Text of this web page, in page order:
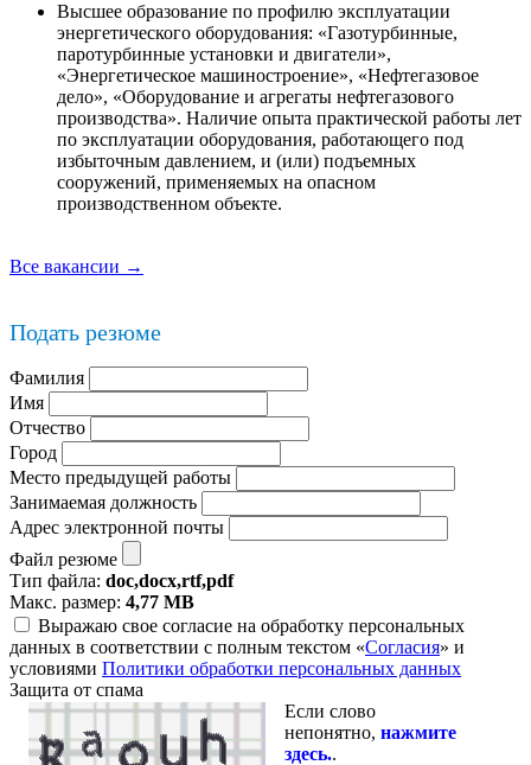
Высшее образование по профилю эксплуатации
энергетического оборудования: «Газотурбинные,
паротурбинные установки и двигатели»,
«Энергетическое машиностроение», «Нефтегазовое
дело», «Оборудование и агрегаты нефтегазового
производства». Наличие опыта практической работы лет
по эксплуатации оборудования, работающего под
избыточным давлением, и (или) подъемных
сооружений, применяемых на опасном
производственном объекте.
Все вакансии →
Подать резюме
Фамилия
Имя
Отчество
Город
Место предыдущей работы
Занимаемая должность
Адрес электронной почты
Файл резюме
Тип файла: doc,docx,rtf,pdf
Макс. размер: 4,77 MB
Выражаю свое согласие на обработку персональных
данных в соответствии с полным текстом «Согласия» и
условиями Политики обработки персональных данных
Защита от спама
Если слово
непонятно, нажмите
здесь..